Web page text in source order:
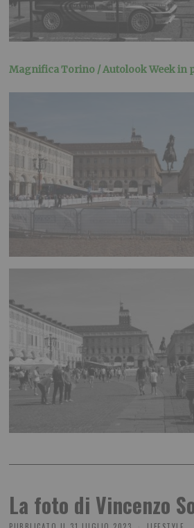
Magnifica Torino / Autolook Week in
La foto di Vincenzo